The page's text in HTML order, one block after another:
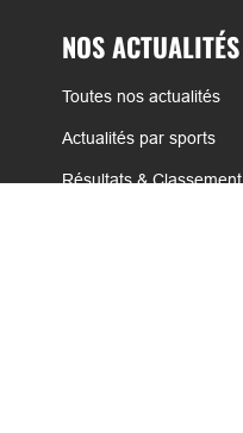
NOS ACTUALITÉS
Toutes nos actualités
Actualités par sports
Résultats & Classement